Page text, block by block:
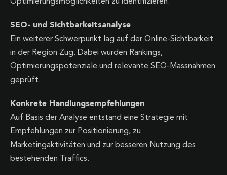
SEO- und Sichtbarkeitsanalyse
Ein weiterer Schwerpunkt lag auf der Online-Sichtbarkeit
in der Region Zug. Dabei wurden Rankings,
Optimierungspotenziale und relevante SEO-Massnahmen
geprüft.
Konkrete Handlungsempfehlungen
Auf Basis der Analyse entstand eine Strategie mit
Empfehlungen zur Positionierung, zu
Marketingaktivitäten und zur besseren Nutzung des
bestehenden Traffics.